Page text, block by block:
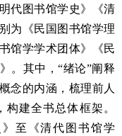
代图书馆学史》《清
为《民国图书馆学理
馆学学术团体》《民
。其中，“绪论”阐释
念的内涵，梳理前人
建全书总体框架。
至《清代图书馆学